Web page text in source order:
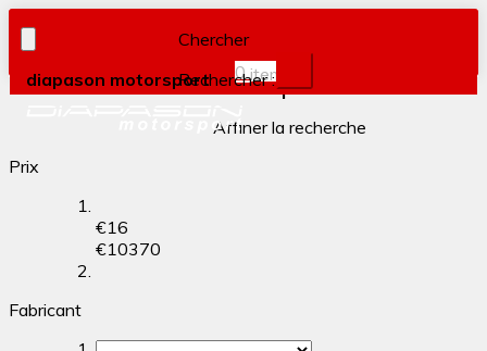
diapason motorsport
Chercher
Rechercher :
0item(s)
Filtrer par
Affiner la recherche
Prix
€16
€10370
Fabricant